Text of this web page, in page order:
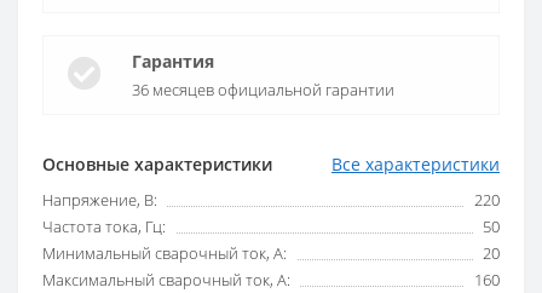
Основные характеристики Все характеристики
Напряжение, В:
220
Частота тока, Гц:
50
Минимальный сварочный ток, А:
20
Максимальный сварочный ток, А:
160
Гарантия
36 месяцев официальной гарантии